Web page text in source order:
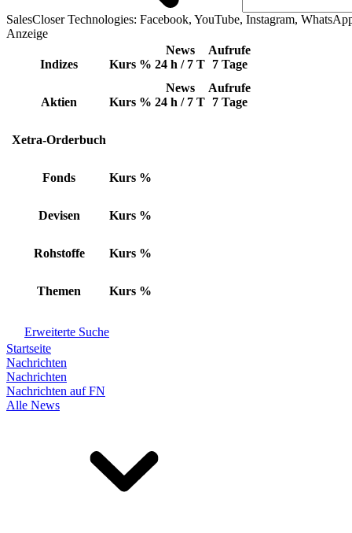
SalesCloser Technologies: Facebook, YouTube, Instagram,
Anzeige
Indizes Kurs %
News
24 h / 7 T
Aufrufe
7 Tage
Aktien Kurs %
News
24 h / 7 T
Aufrufe
7 Tage
Xetra-Orderbuch
Fonds Kurs %
Devisen Kurs %
Rohstoffe Kurs %
Themen Kurs %
Erweiterte Suche
Startseite
Nachrichten
Nachrichten
Nachrichten auf FN
Alle News